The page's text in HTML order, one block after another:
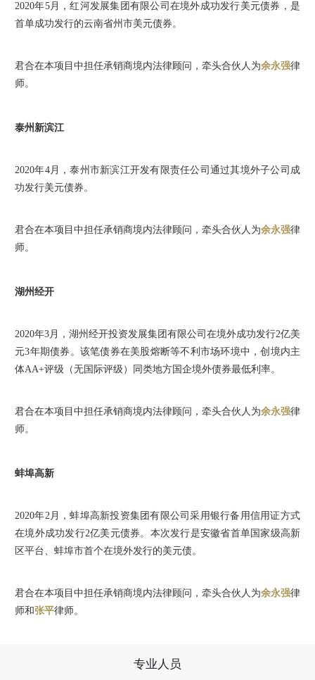
2020年5月，红河发展集团有限公司在境外成功发行美元债券，是
首单成功发行的云南省州市美元债券。
君合在本项目中担任承销商境内法律顾问，牵头合伙人为余永强律
师。
泰州新滨江
2020年4月，泰州市新滨江开发有限责任公司通过其境外子公司成
功发行美元债券。
君合在本项目中担任承销商境内法律顾问，牵头合伙人为余永强律
师。
湖州经开
2020年3月，湖州经开投资发展集团有限公司在境外成功发行2亿美
元3年期债券。该笔债券在美股熔断等不利市场环境中，创境内主
体AA+评级（无国际评级）同类地方国企境外债券最低利率。
君合在本项目中担任承销商境内法律顾问，牵头合伙人为余永强律
师。
蚌埠高新
2020年2月，蚌埠高新投资集团有限公司采用银行备用信用证方式
在境外成功发行2亿美元债券。本次发行是安徽省首单国家级高新
区平台、蚌埠市首个在境外发行的美元债。
君合在本项目中担任承销商境内法律顾问，牵头合伙人为余永强律
师和张平律师。
专业人员